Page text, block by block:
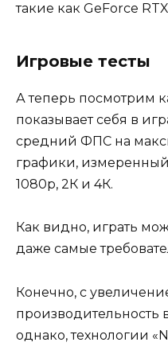
такие как GeForce
Игровые тесты
А теперь посмотрим
показывает себя в
средний ФПС на
графики,
1080p, 2К и 4К.
Как видно, играть
даже самые
Конечно, с
производительность
однако, технологии